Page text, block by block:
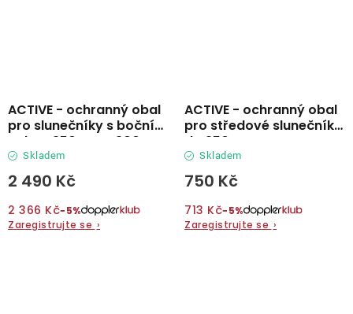
ACTIVE - ochranný obal
pro slunečníky s boční
nohou 350 cm a 300 x
300 cm
Skladem
2 490 Kč
2 366 Kč−5%
Zaregistrujte se ›
ACTIVE - ochranný obal
pro středové slunečníky
do 250 cm
Skladem
750 Kč
713 Kč−5%
Zaregistrujte se ›